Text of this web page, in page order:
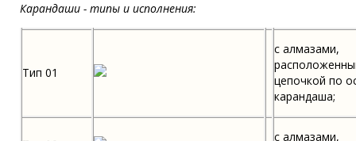
Карандаши - типы и исполнения:
Тип 01
с алмазами,
цепочкой по
карандаша;
с алмазами,